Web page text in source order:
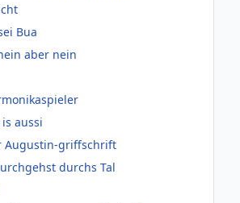
Bua
aber nein
aussi
Augustin-griffschrift
durchs Tal